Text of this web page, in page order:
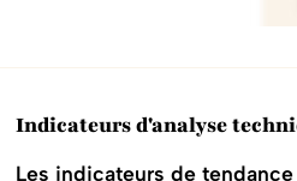
Indicateurs d'analyse
Les indicateurs de tendance